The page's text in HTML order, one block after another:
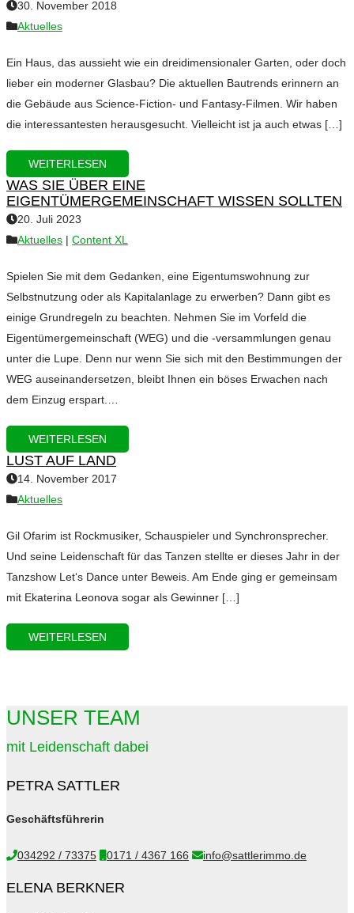
30. November 2018
Aktuelles
Ein Haus, das aussieht wie ein dreidimensionaler Garten, oder doch
lieber ein moderner Glasbau? Die aktuellen Bautrends erinnern an
die Gebäude aus Science-Fiction- und Fantasy-Filmen. Wir haben
die interessantesten herausgesucht. Vielleicht ist ja auch etwas […]
WEITERLESEN
WAS SIE ÜBER EINE
EIGENTÜMERGEMEINSCHAFT WISSEN SOLLTEN
20. Juli 2023
Aktuelles | Content XL
Spielen Sie mit dem Gedanken, eine Eigentumswohnung zur
Selbstnutzung oder als Kapitalanlage zu erwerben? Dann gibt es
einige Grundregeln zu beachten. Nehmen Sie im Vorfeld die
Eigentümergemeinschaft (WEG) und die -versammlungen genau
unter die Lupe. Denn nur wenn Sie sich mit den Bestimmungen der
WEG auseinandersetzen, bleibt Ihnen ein böses Erwachen nach
dem Einzug erspart.…
WEITERLESEN
LUST AUF LAND
14. November 2017
Aktuelles
Gil Ofarim ist Rockmusiker, Schauspieler und Synchronsprecher.
Und seine Leidenschaft für das Tanzen stellte er dieses Jahr in der
Tanzshow Let‘s Dance unter Beweis. Am Ende ging er gemeinsam
mit Ekaterina Leonova sogar als Gewinner […]
WEITERLESEN
UNSER TEAM
mit Leidenschaft dabei
PETRA SATTLER
Geschäftsführerin
034292 / 73375 0171 / 4367 166 info@sattlerimmo.de
ELENA BERKNER